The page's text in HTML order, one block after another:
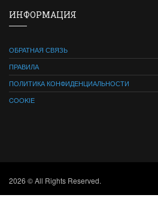
ИНФОРМАЦИЯ
ОБРАТНАЯ СВЯЗЬ
ПРАВИЛА
ПОЛИТИКА КОНФИДЕНЦИАЛЬНОСТИ
COOKIE
2026 © All Rights Reserved.